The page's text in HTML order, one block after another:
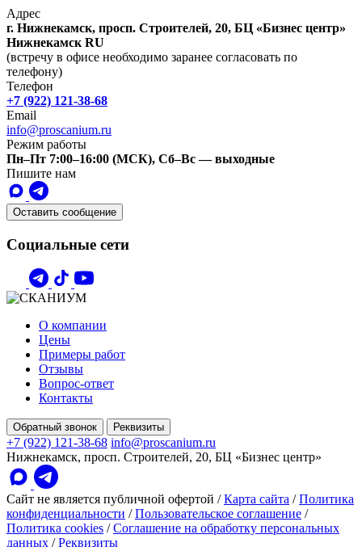
Адрес
г. Нижнекамск, просп. Строителей, 20, БЦ «Бизнес центр»
Нижнекамск RU
(встречу в офисе необходимо заранее согласовать по
телефону)
Телефон
+7 (922) 121-38-68
Email
info@proscanium.ru
Режим работы
Пн–Пт 7:00–16:00 (МСК), Сб–Вс — выходные
Пишите нам
Оставить сообщение
Социальные сети
О компании
Цены
Примеры работ
Отзывы
Вопрос-ответ
Контакты
Обратный звонок Реквизиты
+7 (922) 121-38-68 info@proscanium.ru
Нижнекамск, просп. Строителей, 20, БЦ «Бизнес центр»
Сайт не является публичной офертой / Карта сайта / Политика
конфиденциальности / Пользовательское соглашение /
Политика cookies / Соглашение на обработку персональных
данных / Реквизиты